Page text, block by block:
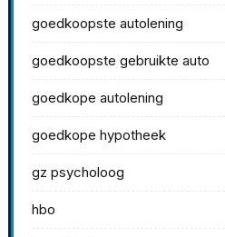
goedkoopste autolening
goedkoopste gebruikte auto
goedkope autolening
goedkope hypotheek
gz psycholoog
hbo